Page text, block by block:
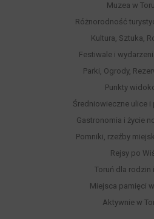
Muzea w
Różnorodność
Kultura, Sztuka,
Festiwale i
Parki, Ogrody,
Punkty
Średniowieczne ulice i
Gastronomia i życie
Pomniki, rzeźby
Rejsy po
Toruń dla rodzin
Miejsca pamięci
Aktywnie w